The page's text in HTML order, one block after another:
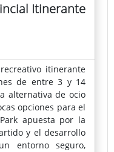
Itinerante
itinerante
de entre 3 y 14
alternativa de ocio
opciones para el
apuesta por la
y el desarrollo
entorno seguro,